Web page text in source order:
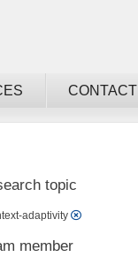
CONTACT
topic
adaptivity
member